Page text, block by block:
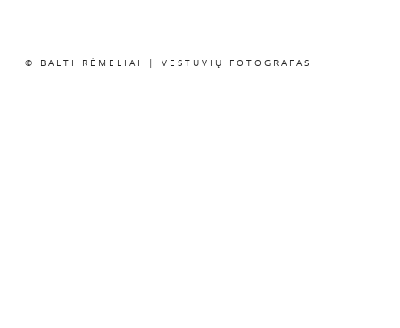
ISTORIJOS
© BALTI RĖMELIAI | VESTUVIŲ FOTOGRAFAS